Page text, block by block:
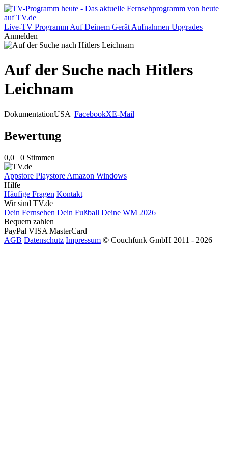
Live-TV Programm Auf Deinem Gerät Aufnahmen Upgrades
Anmelden
Auf der Suche nach Hitlers
Leichnam
DokumentationUSA FacebookXE-Mail
Bewertung
0,0 0 Stimmen
Appstore Playstore Amazon Windows
Hilfe
Häufige Fragen Kontakt
Wir sind TV.de
Dein Fernsehen Dein Fußball Deine WM 2026
Bequem zahlen
PayPal VISA MasterCard
AGB Datenschutz Impressum © Couchfunk GmbH 2011 - 2026